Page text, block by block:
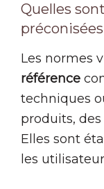
Quelles
préconisées
Les normes
référence
techniques
produits,
Elles sont
les